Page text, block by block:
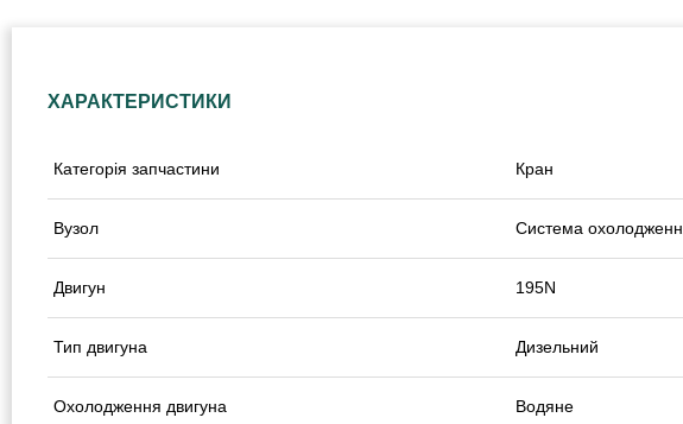
ХАРАКТЕРИСТИКИ
Категорія запчастини Кран
Вузол Система
Двигун 195N
Тип двигуна Дизельний
Охолодження двигуна Водяне